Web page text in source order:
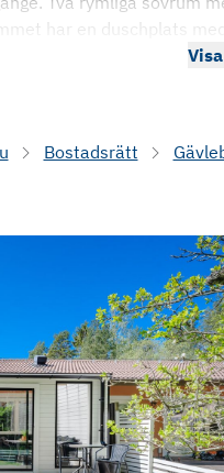
har en duschplats
Bostadsrätt